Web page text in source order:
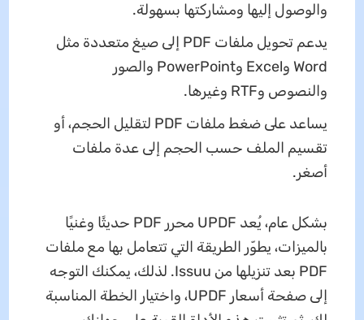
والوصول إليها ومشاركتها بسهولة.
يدعم تحويل ملفات PDF إلى صيغ متعددة مثل
Word وExcel وPowerPoint والصور
والنصوص وRTF وغيرها.
يساعد على ضغط ملفات PDF لتقليل الحجم، أو
تقسيم الملف حسب الحجم إلى عدة ملفات
أصغر.
بشكل عام، يُعد UPDF محرر PDF حديثًا وغنيًا
بالميزات، يطوّر الطريقة التي تتعامل بها مع ملفات
PDF بعد تنزيلها من Issuu. لذلك، يمكنك التوجه
إلى صفحة أسعار UPDF، واختيار الخطة المناسبة